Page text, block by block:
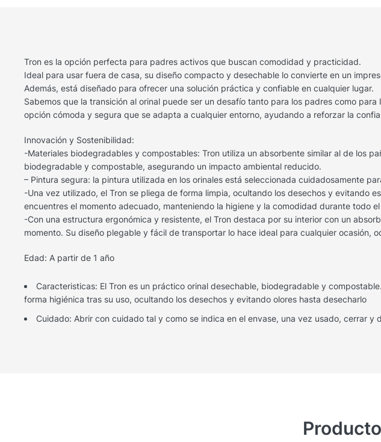
Tron es la opción perfecta para padres activos que buscan comodidad y practicidad.
Ideal para usar fuera de casa, su diseño compacto y desechable lo convierte en un
Además, está diseñado para ofrecer una solución práctica y confiable en cualquier lugar.
Sabemos que la transición al orinal puede ser un desafío tanto para los padres como
opción cómoda y segura que se adapta a cualquier entorno, ayudando a reforzar la
Innovación y Sostenibilidad:
-Materiales biodegradables y compostables: Tron utiliza un absorbente similar al de los
biodegradable y compostable, asegurando un impacto ambiental reducido.
– Pintura segura: la pintura utilizada en los orinales está seleccionada cuidadosamente
-Una vez utilizado, el Tron se pliega de forma limpia, ocultando los desechos y evitando
encuentres el momento adecuado, manteniendo la higiene y la comodidad durante todo
-Con una estructura ergonómica y resistente, el Tron destaca por su interior con un
momento. Su diseño plegable y fácil de transportar lo hace ideal para cualquier ocasión,
Edad: A partir de 1 año
Caracteristicas: El Tron es un práctico orinal desechable, biodegradable y
forma higiénica tras su uso, ocultando los desechos y evitando olores hasta desecharlo
Cuidado: Abrir con cuidado tal y como se indica en el envase, una vez usado, cerrar y